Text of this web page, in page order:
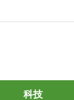
科技